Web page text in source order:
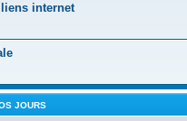
internet
JOURS